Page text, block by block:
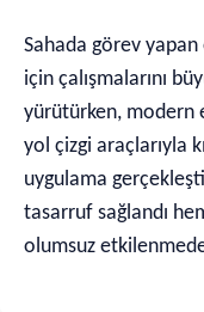
Sahada görev yapan
için çalışmalarını
yürütürken, modern
yol çizgi araçlarıyla
uygulama
tasarruf sağlandı
olumsuz